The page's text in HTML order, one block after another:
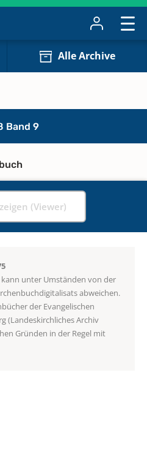
Alle Archive
Band 9
(Viewer)
unter Umständen von der
abweichen.
der Evangelischen
(Landeskirchliches Archiv
Gründen in der Regel mit